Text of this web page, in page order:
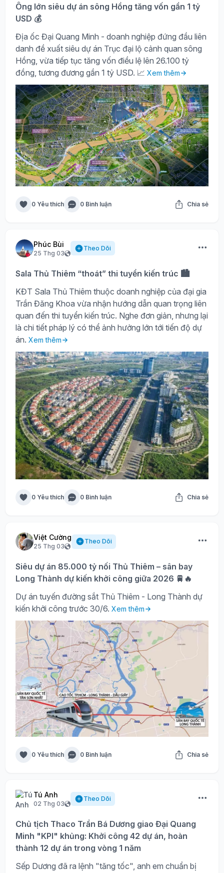
Ông lớn siêu dự án sông Hồng tăng vốn gần 1 tỷ
USD 💰
Địa ốc Đại Quang Minh - doanh nghiệp đứng đầu liên
danh đề xuất siêu dự án Trục đại lộ cảnh quan sông
Hồng, vừa tiếp tục tăng vốn điều lệ lên 26.100 tỷ
đồng, tương đương gần 1 tỷ USD. 📈 Xem thêm
0 Yêu thích 0 Bình luận Chia sẻ
Phúc Bùi
25 Thg 03
Theo Dõi
Sala Thủ Thiêm “thoát” thi tuyển kiến trúc 🏙️
KĐT Sala Thủ Thiêm thuộc doanh nghiệp của đại gia
Trần Đăng Khoa vừa nhận hướng dẫn quan trọng liên
quan đến thi tuyển kiến trúc. Nghe đơn giản, nhưng lại
là chi tiết pháp lý có thể ảnh hưởng lớn tới tiến độ dự
án. Xem thêm
0 Yêu thích 0 Bình luận Chia sẻ
Việt Cường
25 Thg 03
Theo Dõi
Siêu dự án 85.000 tỷ nối Thủ Thiêm – sân bay
Long Thành dự kiến khởi công giữa 2026 🚆🔥
Dự án tuyến đường sắt Thủ Thiêm - Long Thành dự
kiến khởi công trước 30/6. Xem thêm
0 Yêu thích 0 Bình luận Chia sẻ
Tú Anh
02 Thg 03
Theo Dõi
Chủ tịch Thaco Trần Bá Dương giao Đại Quang
Minh "KPI" khủng: Khởi công 42 dự án, hoàn
thành 12 dự án trong vòng 1 năm
Sếp Dương đã ra lệnh "tăng tốc", anh em chuẩn bị